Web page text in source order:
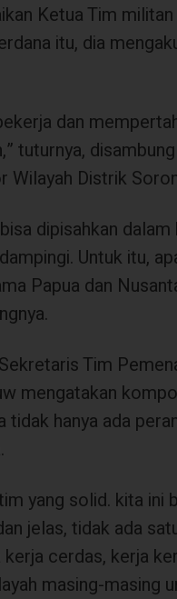
Ketua Tim
itu, dia
dan
tuturnya,
Wilayah Distrik
dipisahkan
Untuk itu,
Papua dan
Tim
mengatakan
tidak hanya ada
yang solid. kita ini
jelas, tidak ada
cerdas, kerja
masing-masing